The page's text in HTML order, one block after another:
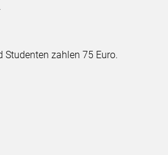
Studenten zahlen 75 Euro.